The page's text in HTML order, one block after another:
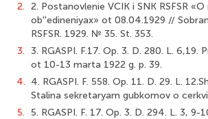
2. 2. Postanovlenie VCIK i SNK RSFSR
ob''edineniyax» ot 08.04.1929 //
RSFSR. 1929. № 35. St. 353.
3. 3. RGASPI. F.17. Op. 3. D. 280. L.
ot 10-13 marta 1922 g. p. 39.
4. 4. RGASPI. F. 558. Op. 11. D. 29. L.
Stalina sekretaryam gubkomov o
5. 5. RGASPI. F. 17. Op. 3. D. 294. L. 3,